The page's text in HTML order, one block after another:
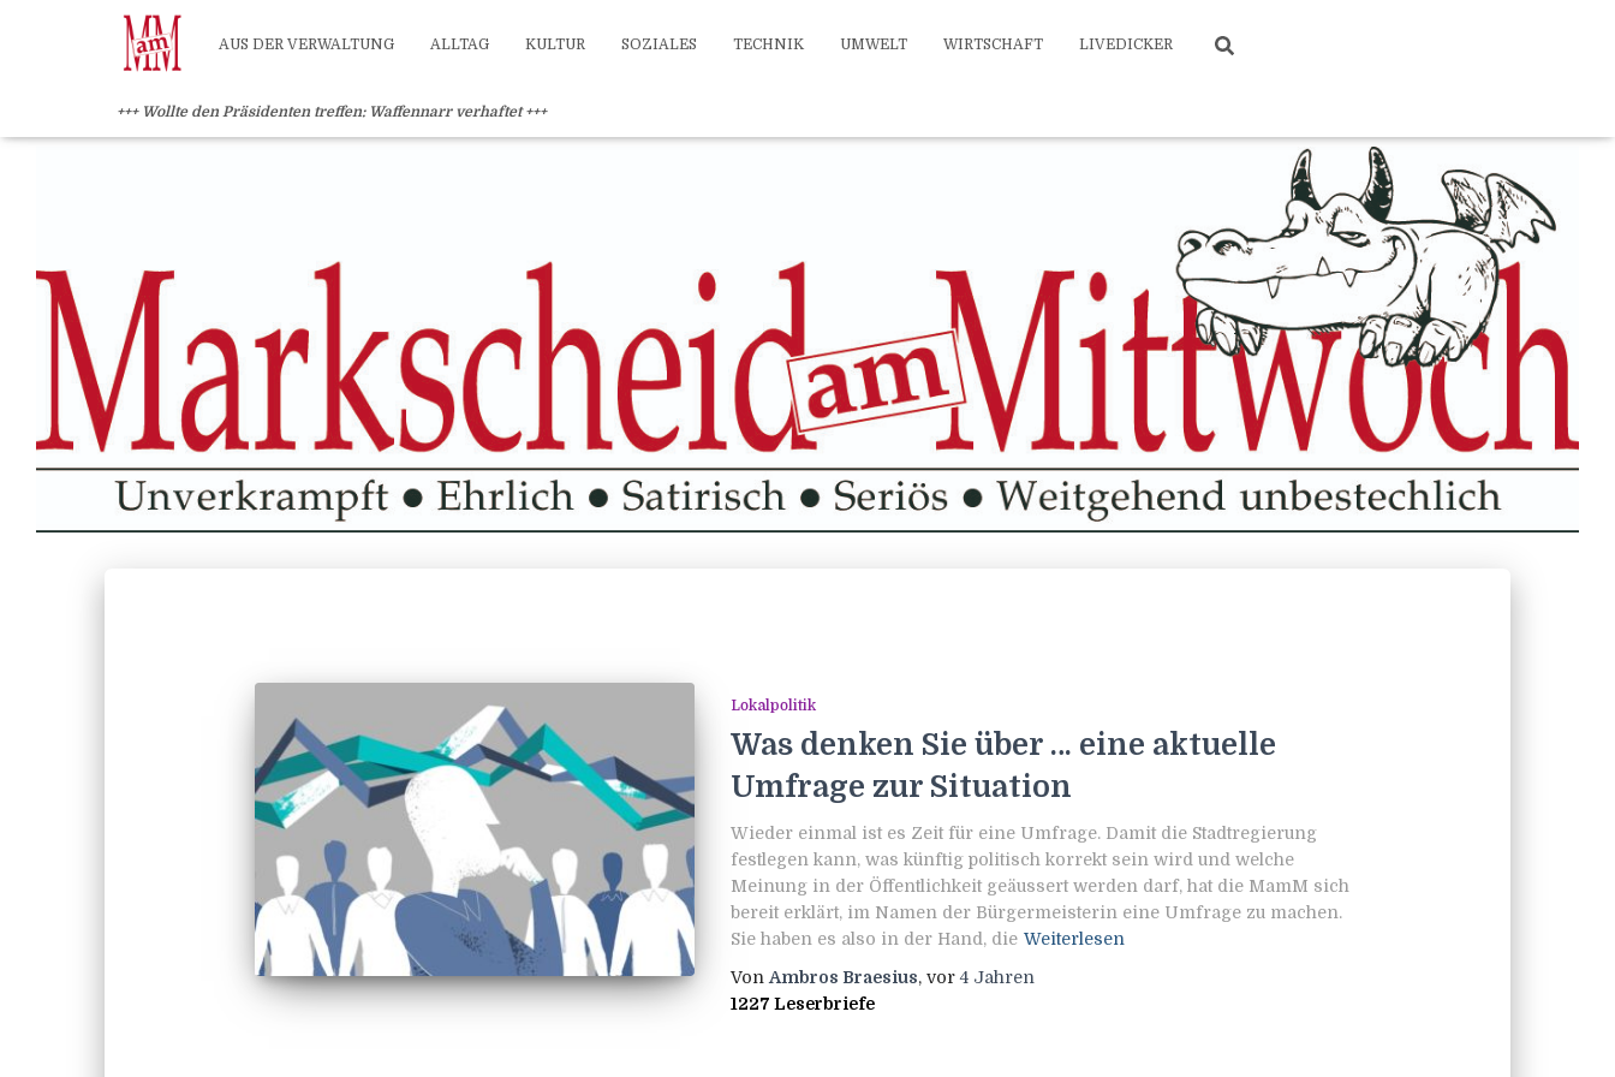
AUS DER VERWALTUNG ALLTAG KULTUR SOZIALES TECHNIK UMWELT WIRTSCHAFT LIVEDICKER
+++ Wollte den Präsidenten treffen: Waffennarr verhaftet +++
Lokalpolitik
Was denken Sie über … eine aktuelle
Umfrage zur Situation
Wieder einmal ist es Zeit für eine Umfrage. Damit die Stadtregierung
festlegen kann, was künftig politisch korrekt sein wird und welche
Meinung in der Öffentlichkeit geäussert werden darf, hat die MamM sich
bereit erklärt, im Namen der Bürgermeisterin eine Umfrage zu machen.
Sie haben es also in der Hand, die Weiterlesen
Von Ambros Braesius, vor4 Jahren
1227 Leserbriefe